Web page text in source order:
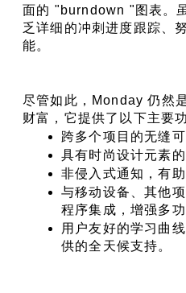
面的 "burndown "图表。
乏详细的冲刺进度跟踪、
能。
尽管如此，Monday 仍然
财富，它提供了以下主要
跨多个项目的无缝
具有时尚设计元素的
非侵入式通知，有
与移动设备、其他
程序集成，增强多功
用户友好的学习曲
供的全天候支持。